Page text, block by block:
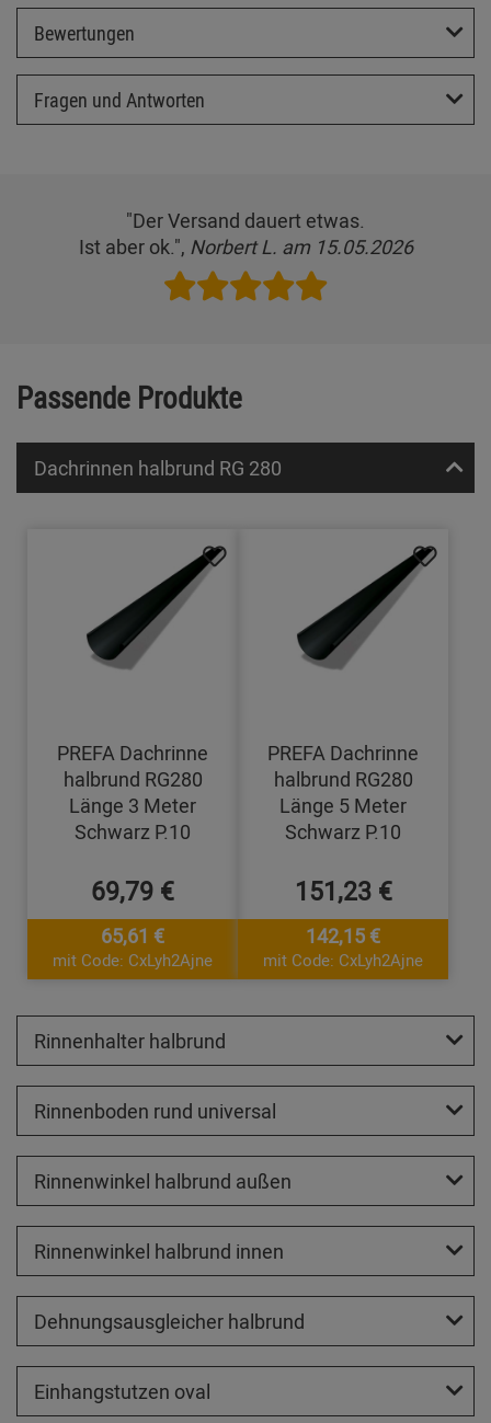
Bewertungen
Fragen und Antworten
"Der Versand dauert etwas.
Ist aber ok.", Norbert L. am 15.05.2026
Passende Produkte
Dachrinnen halbrund RG 280
PREFA Dachrinne
halbrund RG280
Länge 3 Meter
Schwarz P.10
69,79 €
65,61 €
mit Code: CxLyh2Ajne
PREFA Dachrinne
halbrund RG280
Länge 5 Meter
Schwarz P.10
151,23 €
142,15 €
mit Code: CxLyh2Ajne
Rinnenhalter halbrund
Rinnenboden rund universal
Rinnenwinkel halbrund außen
Rinnenwinkel halbrund innen
Dehnungsausgleicher halbrund
Einhangstutzen oval